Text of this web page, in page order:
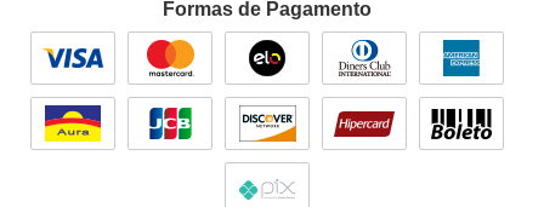
Formas de Pagamento